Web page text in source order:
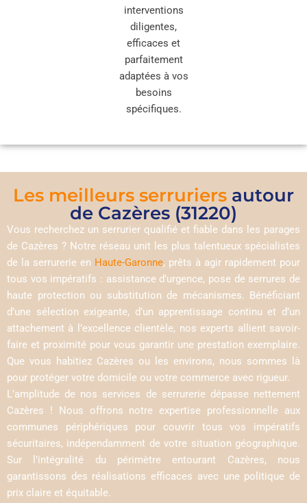
interventions
diligentes,
efficaces et
parfaitement
adaptées à vos
besoins
spécifiques.
Les meilleurs serruriers autour
de Cazères (31220)
Vous recherchez un serrurier qualifié et fiable dans les parages
de Cazères ? Notre réseau unit les plus talentueux spécialistes
de la serrurerie en Haute-Garonne, prêts à agir rapidement pour
tous vos impératifs : assistance d’urgence, pose de serrures de
haute protection ou substitution de mécanismes. Bénéficiant
d’une sélection exigeante, d’un apprentissage continu et d’un
attachement à l’excellence clientèle, nos experts allient savoir-
faire et proximité pour vous garantir une prestation exemplaire.
Que vous habitiez Cazères ou les environs, nous sommes là
pour protéger votre domicile ou votre commerce avec rigueur.
L’amplitude de nos services de serrurerie dépasse nettement
Cazères ! Nous offrons notre expertise professionnelle aux
communes périphériques pour couvrir tous vos impératifs
sécuritaires, indépendamment de votre situation géographique.
Sur l’intégralité du périmètre entourant Cazères, nous
garantissons des réalisations efficaces avec une politique de
prix claire et équitable.